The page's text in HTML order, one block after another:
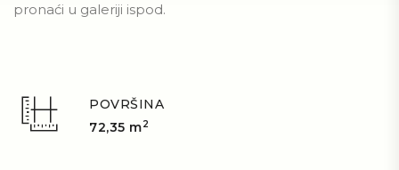
pronaći u galeriji ispod.
POVRŠINA
72,35 m2